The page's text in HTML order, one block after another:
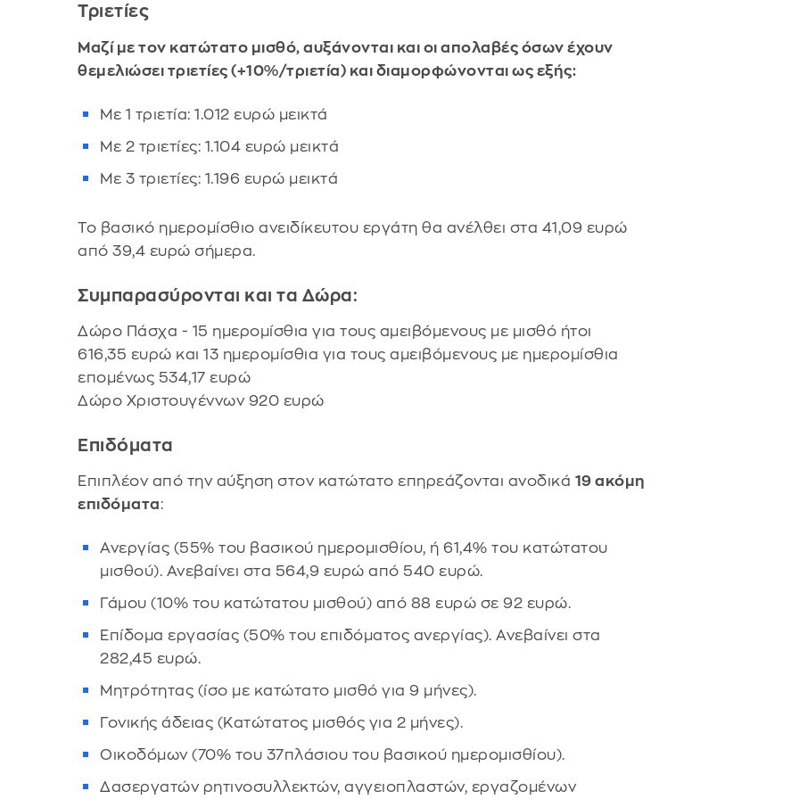
Τριετίες
Μαζί με τον κατώτατο μισθό, αυξάνονται και οι απολαβές όσων έχουν
θεμελιώσει τριετίες (+10%/τριετία) και διαμορφώνονται ως εξής:
Με 1 τριετία: 1.012 ευρώ μεικτά
Με 2 τριετίες: 1.104 ευρώ μεικτά
Με 3 τριετίες: 1.196 ευρώ μεικτά
Το βασικό ημερομίσθιο ανειδίκευτου εργάτη θα ανέλθει στα 41,09 ευρώ
από 39,4 ευρώ σήμερα.
Συμπαρασύρονται και τα Δώρα:
Δώρο Πάσχα - 15 ημερομίσθια για τους αμειβόμενους με μισθό ήτοι
616,35 ευρώ και 13 ημερομίσθια για τους αμειβόμενους με ημερομίσθια
επομένως 534,17 ευρώ
Δώρο Χριστουγέννων 920 ευρώ
Επιδόματα
Επιπλέον από την αύξηση στον κατώτατο επηρεάζονται ανοδικά 19 ακόμη
επιδόματα:
Ανεργίας (55% του βασικού ημερομισθίου, ή 61,4% του κατώτατου
μισθού). Ανεβαίνει στα 564,9 ευρώ από 540 ευρώ.
Γάμου (10% του κατώτατου μισθού) από 88 ευρώ σε 92 ευρώ.
Επίδομα εργασίας (50% του επιδόματος ανεργίας). Ανεβαίνει στα
282,45 ευρώ.
Μητρότητας (ίσο με κατώτατο μισθό για 9 μήνες).
Γονικής άδειας (Κατώτατος μισθός για 2 μήνες).
Οικοδόμων (70% του 37πλάσιου του βασικού ημερομισθίου).
Δασεργατών ρητινοσυλλεκτών, αγγειοπλαστών, εργαζομένων